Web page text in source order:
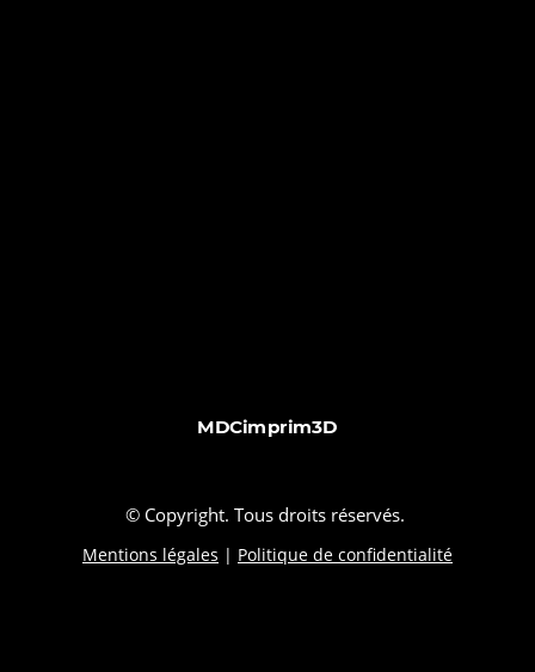
MDCimprim3D
© Copyright. Tous droits réservés.
Mentions légales | Politique de confidentialité